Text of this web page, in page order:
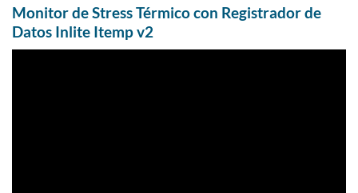
Monitor de Stress Térmico con Registrador de
Datos Inlite Itemp v2